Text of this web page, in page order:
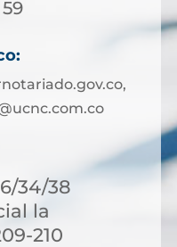
34/38
la
210